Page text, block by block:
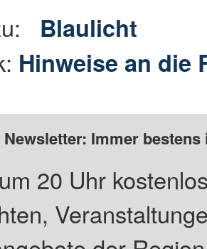
Blaulicht
Hinweise an die
Immer
20 Uhr